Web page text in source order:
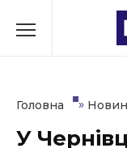
до
Головна »
У